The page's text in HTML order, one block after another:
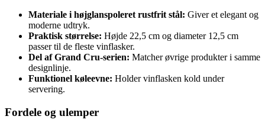
Materiale i højglanspoleret rustfrit stål: Giver et elegant og
moderne udtryk.
Praktisk størrelse: Højde 22,5 cm og diameter 12,5 cm
passer til de fleste vinflasker.
Del af Grand Cru-serien: Matcher øvrige produkter i samme
designlinje.
Funktionel køleevne: Holder vinflasken kold under
servering.
Fordele og ulemper